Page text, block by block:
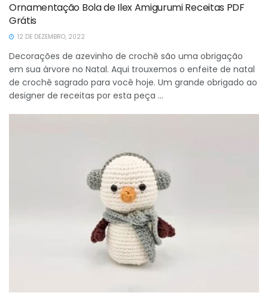
Ornamentação Bola de Ilex Amigurumi Receitas PDF
Grátis
12 DE DEZEMBRO, 2022
Decorações de azevinho de crochê são uma obrigação
em sua árvore no Natal. Aqui trouxemos o enfeite de natal
de crochê sagrado para você hoje. Um grande obrigado ao
designer de receitas por esta peça ...